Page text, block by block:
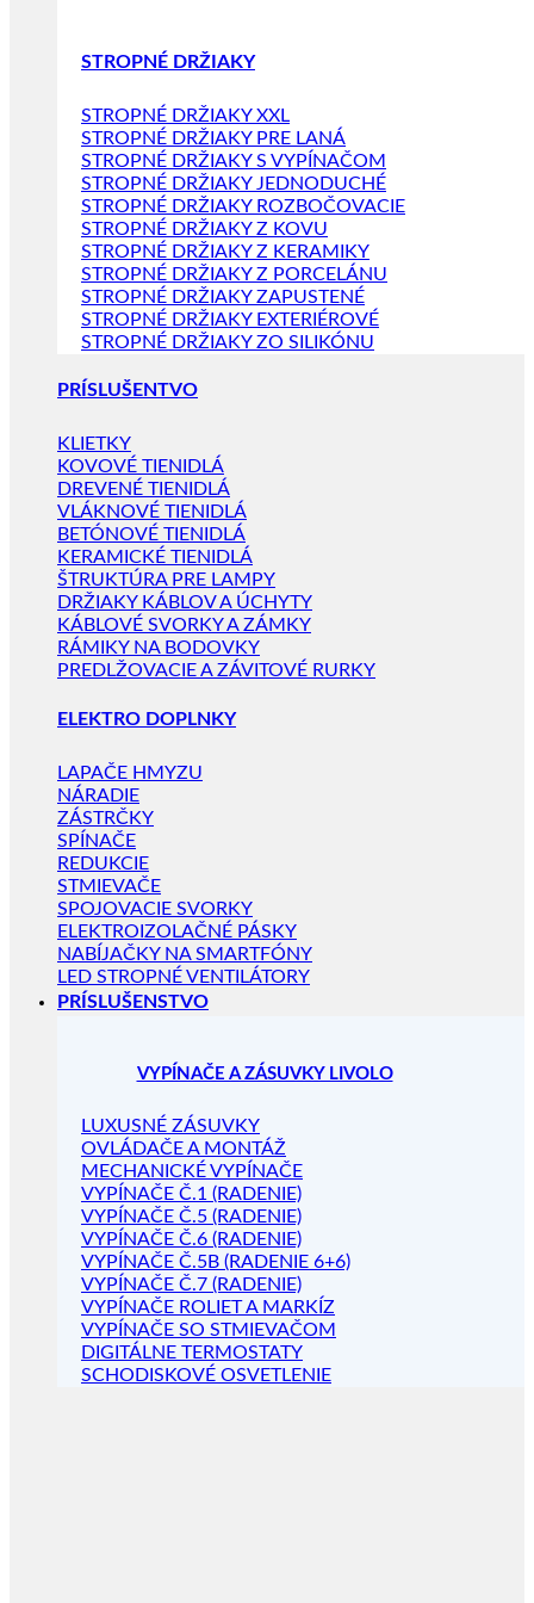
STROPNÉ DRŽIAKY
STROPNÉ DRŽIAKY XXL
STROPNÉ DRŽIAKY PRE LANÁ
STROPNÉ DRŽIAKY S VYPÍNAČOM
STROPNÉ DRŽIAKY JEDNODUCHÉ
STROPNÉ DRŽIAKY ROZBOČOVACIE
STROPNÉ DRŽIAKY Z KOVU
STROPNÉ DRŽIAKY Z KERAMIKY
STROPNÉ DRŽIAKY Z PORCELÁNU
STROPNÉ DRŽIAKY ZAPUSTENÉ
STROPNÉ DRŽIAKY EXTERIÉROVÉ
STROPNÉ DRŽIAKY ZO SILIKÓNU
PRÍSLUŠENTVO
KLIETKY
KOVOVÉ TIENIDLÁ
DREVENÉ TIENIDLÁ
VLÁKNOVÉ TIENIDLÁ
BETÓNOVÉ TIENIDLÁ
KERAMICKÉ TIENIDLÁ
ŠTRUKTÚRA PRE LAMPY
DRŽIAKY KÁBLOV A ÚCHYTY
KÁBLOVÉ SVORKY A ZÁMKY
RÁMIKY NA BODOVKY
PREDLŽOVACIE A ZÁVITOVÉ RURKY
ELEKTRO DOPLNKY
LAPAČE HMYZU
NÁRADIE
ZÁSTRČKY
SPÍNAČE
REDUKCIE
STMIEVAČE
SPOJOVACIE SVORKY
ELEKTROIZOLAČNÉ PÁSKY
NABÍJAČKY NA SMARTFÓNY
LED STROPNÉ VENTILÁTORY
PRÍSLUŠENSTVO
VYPÍNAČE A ZÁSUVKY LIVOLO
LUXUSNÉ ZÁSUVKY
OVLÁDAČE A MONTÁŽ
MECHANICKÉ VYPÍNAČE
VYPÍNAČE Č.1 (RADENIE)
VYPÍNAČE Č.5 (RADENIE)
VYPÍNAČE Č.6 (RADENIE)
VYPÍNAČE Č.5B (RADENIE 6+6)
VYPÍNAČE Č.7 (RADENIE)
VYPÍNAČE ROLIET A MARKÍZ
VYPÍNAČE SO STMIEVAČOM
DIGITÁLNE TERMOSTATY
SCHODISKOVÉ OSVETLENIE